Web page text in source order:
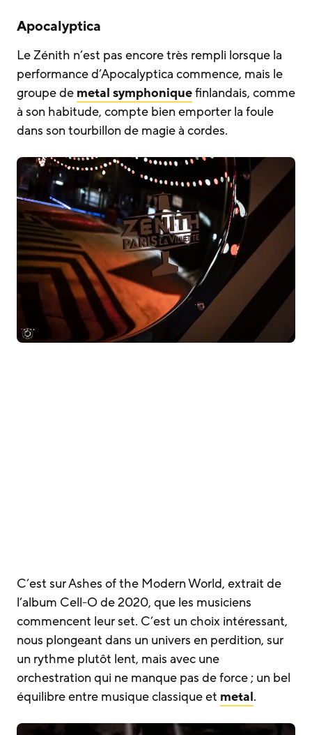
Apocalyptica
Le Zénith n’est pas encore très rempli lorsque la
performance d’Apocalyptica commence, mais le
groupe de metal symphoniquefinlandais, comme
à son habitude, compte bien emporter la foule
dans son tourbillon de magie à cordes.
C’est sur Ashes of the Modern World, extrait de
l’album Cell-O de 2020, que les musiciens
commencent leur set. C’est un choix intéressant,
nous plongeant dans un univers en perdition, sur
un rythme plutôt lent, mais avec une
orchestration qui ne manque pas de force ; un bel
équilibre entre musique classique et metal.